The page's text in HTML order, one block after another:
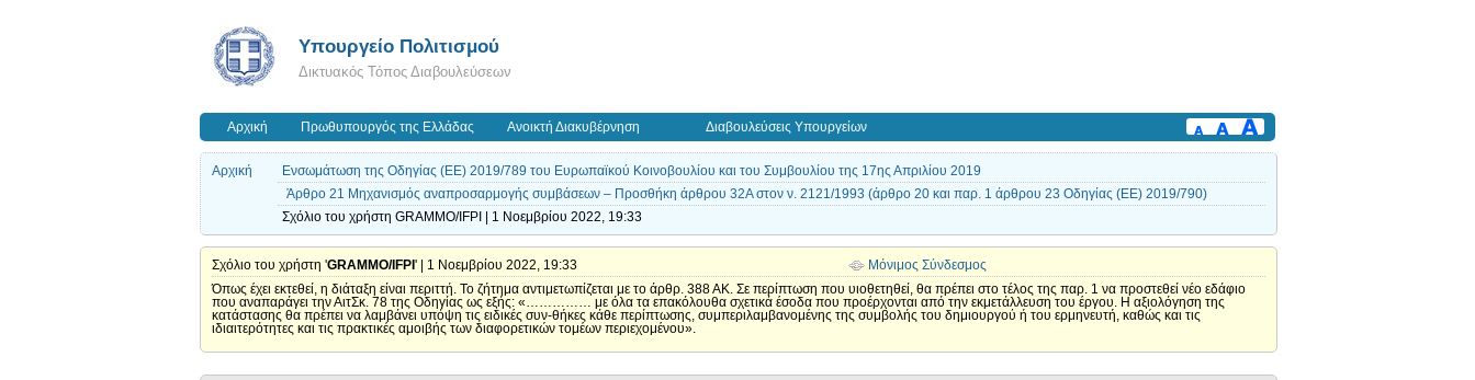
Υπουργείο Πολιτισμού
Δικτυακός Τόπος Διαβουλεύσεων
Αρχική Πρωθυπουργός της Ελλάδας Ανοικτή Διακυβέρνηση Διαβουλεύσεις Υπουργείων
Αρχική
Ενσωμάτωση της Οδηγίας (ΕΕ) 2019/789 του Ευρωπαϊκού Κοινοβουλίου και του Συμβουλίου της 17ης Απριλίου 2019
Άρθρο 21 Μηχανισμός αναπροσαρμογής συμβάσεων – Προσθήκη άρθρου 32Α στον ν. 2121/1993 (άρθρο 20 και παρ. 1 άρθρου 23 Οδηγίας (ΕΕ) 2019/790)
Σχόλιο του χρήστη GRAMMO/IFPI | 1 Νοεμβρίου 2022, 19:33
Σχόλιο του χρήστη 'GRAMMO/IFPI ' | 1 Νοεμβρίου 2022, 19:33
Μόνιμος Σύνδεσμος
Όπως έχει εκτεθεί, η διάταξη είναι περιττή. Το ζήτημα αντιμετωπίζεται με το άρθρ. 388 ΑΚ. Σε περίπτωση που υιοθετηθεί, θα πρέπει στο τέλος της παρ. 1 να προστεθεί νέο εδάφιο
που αναπαράγει την ΑιτΣκ. 78 της Οδηγίας ως εξής: «…………… με όλα τα επακόλουθα σχετικά έσοδα που προέρχονται από την εκμετάλλευση του έργου. Η αξιολόγηση της
κατάστασης θα πρέπει να λαμβάνει υπόψη τις ειδικές συν-θήκες κάθε περίπτωσης, συμπεριλαμβανομένης της συμβολής του δημιουργού ή του ερμηνευτή, καθώς και τις
ιδιαιτερότητες και τις πρακτικές αμοιβής των διαφορετικών τομέων περιεχομένου».